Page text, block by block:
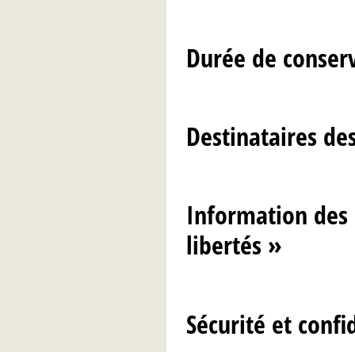
Durée de
Destinataires
Information
libertés »
Sécurité et